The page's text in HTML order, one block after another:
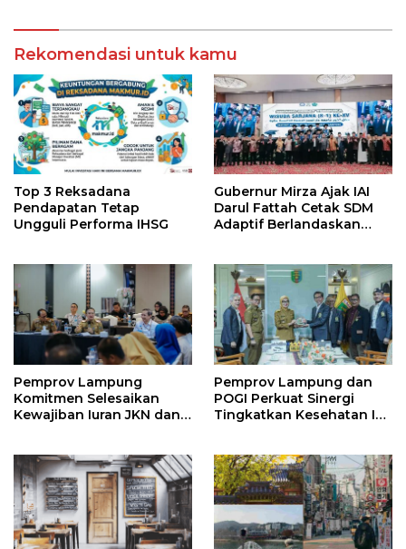
Rekomendasi untuk kamu
Top 3 Reksadana
Pendapatan Tetap
Ungguli Performa IHSG
Gubernur Mirza Ajak IAI
Darul Fattah Cetak SDM
Adaptif Berlandaskan
Pemprov Lampung
Komitmen Selesaikan
Kewajiban Iuran JKN dan
Kesehatan
Pemprov Lampung dan
POGI Perkuat Sinergi
Tingkatkan Kesehatan Ibu